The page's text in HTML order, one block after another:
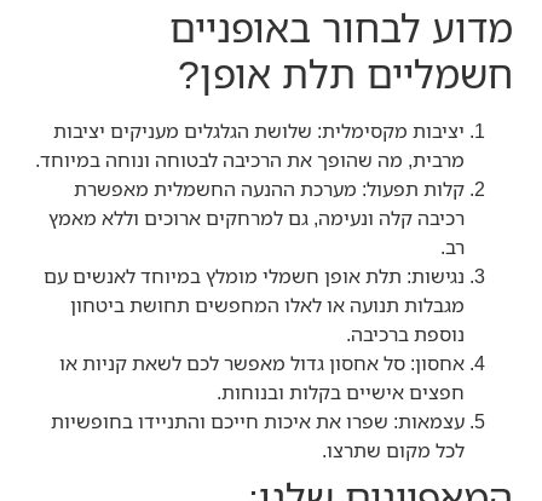
מדוע לבחור באופניים
חשמליים תלת אופן?
יציבות מקסימלית: שלושת הגלגלים מעניקים יציבות
מרבית, מה שהופך את הרכיבה לבטוחה ונוחה במיוחד.
קלות תפעול: מערכת ההנעה החשמלית מאפשרת
רכיבה קלה ונעימה, גם למרחקים ארוכים וללא מאמץ
רב.
נגישות: תלת אופן חשמלי מומלץ במיוחד לאנשים עם
מגבלות תנועה או לאלו המחפשים תחושת ביטחון
נוספת ברכיבה.
אחסון: סל אחסון גדול מאפשר לכם לשאת קניות או
חפצים אישיים בקלות ובנוחות.
עצמאות: שפרו את איכות חייכם והתניידו בחופשיות
לכל מקום שתרצו.